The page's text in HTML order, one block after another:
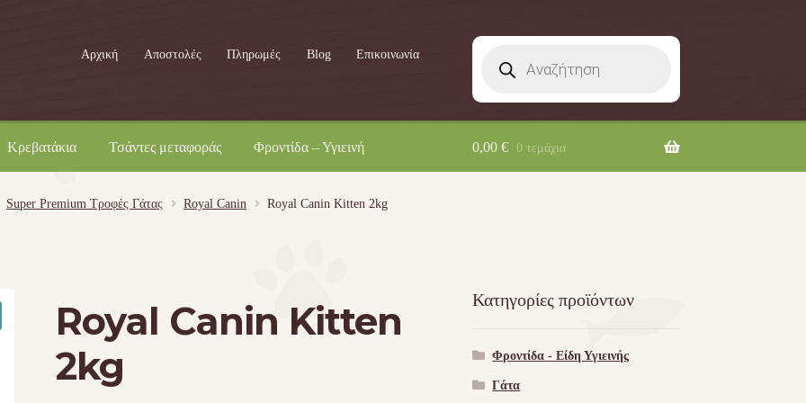
Αρχική Αποστολές Πληρωμές Blog Επικοινωνία
search
Κρεβατάκια Τσάντες μεταφοράς Φροντίδα – Υγιεινή 0,00 € 0 τεμάχια
Super Premium Τροφές Γάτας Royal Canin Royal Canin Kitten 2kg
Royal Canin Kitten
2kg
Κατηγορίες προϊόντων
Φροντίδα - Είδη Υγιεινής
Γάτα